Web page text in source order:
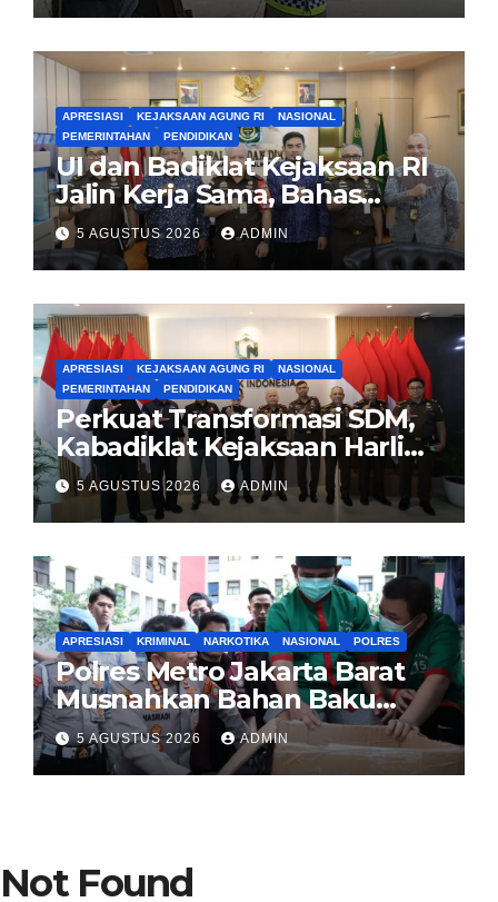
APRESIASI KEJAKSAAN AGUNG RI
NASIONAL
PEMERINTAHAN
PENDIDIKAN
UI dan Badiklat Kejaksaan RI
Jalin Kerja Sama, Bahas
Pembentukan Pusat Studi
Kajian Kejaksaan
5 AGUSTUS 2026 ADMIN
APRESIASI KEJAKSAAN AGUNG RI
NASIONAL
PEMERINTAHAN
PENDIDIKAN
Perkuat Transformasi SDM,
Kabadiklat Kejaksaan Harli
Siregar Jalin Sinergi dengan
LAN RI
5 AGUSTUS 2026 ADMIN
APRESIASI KRIMINAL NARKOTIKA NASIONAL POLRES
Polres Metro Jakarta Barat
Musnahkan Bahan Baku
Narkotika 1,1 Ton
Carisoprodol, Selamatkan 3,5
Juta Jiwa
5 AGUSTUS 2026 ADMIN
Not Found